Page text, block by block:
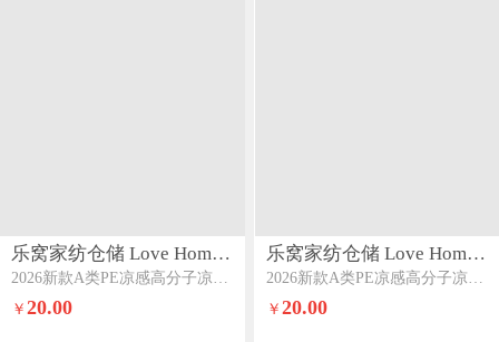
乐窝家纺仓储 Love Home LWJFCCLOVEHOME862
2026新款A类PE凉感高分子凉席凉豆豆凉席床笠款席子空调软席反面三明治透气网眼量大价优高级灰-床席款
￥20.00
乐窝家纺仓储 Love Home LWJFCCLOVEHOME862
2026新款A类PE凉感高分子凉席凉豆豆凉席床笠款席子空调软席反面三明治透气网眼量大价优优雅粉-床席款
￥ 20.00